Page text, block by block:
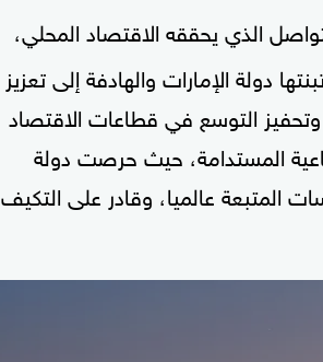
الذي يحققه الاقتصاد المحلي،
دولة الإمارات والهادفة إلى تعزيز
التوسع في قطاعات الاقتصاد
المستدامة، حيث حرصت دولة
المتبعة عالميا، وقادر على التكيف